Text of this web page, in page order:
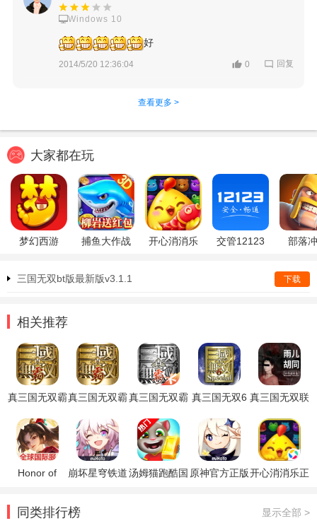
Windows 10
好
2014/5/20 12:36:04 0 回复
查看更多 >
大家都在玩
梦幻西游 捕鱼大作战 开心消消乐 交管12123 部落
三国无双bt版最新版v3.1.1 下载
相关推荐
真三国无双霸真三国无双霸真三国无双霸 真三国无双6
安卓版
真三国无双联
存档
Honor of
崩坏星穹铁道汤姆猫跑酷国 原神官方正版开心消消乐正
同类排行榜 显示全部 >